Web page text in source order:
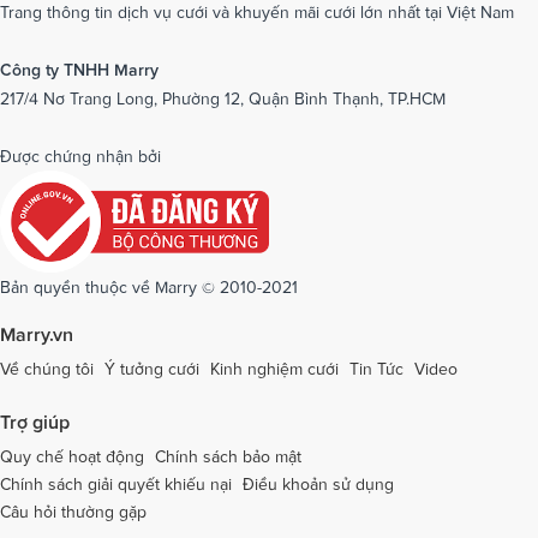
Dịch vụ cưới tại Nam Định Dịch vụ cưới tại Nghệ An
Dịch vụ cưới tại Phú Yên Dịch vụ cưới tại Phú Thọ
Dịch vụ cưới tại Quảng Bình
Dịch vụ cưới tại Quảng Ngãi
Dịch vụ cưới tại Quảng Ninh
Dịch vụ cưới tại Sóc Trăng Dịch vụ cưới tại Sơn La
Dịch vụ cưới tại Thái Bình Dịch vụ cưới tại Thanh Hóa
Dịch vụ cưới tại Thừa Thiên - Huế
Dịch vụ cưới tại An Giang Dịch vụ cưới tại Trà Vinh
Dịch vụ cưới tại Tuyên Quang Dịch vụ cưới tại Vĩnh Long
Trang thông tin dịch vụ cưới và khuyến mãi cưới lớn nhất tại Việt Nam
Công ty TNHH Marry
217/4 Nơ Trang Long, Phường 12, Quận Bình Thạnh, TP.HCM
Được chứng nhận bởi
Bản quyền thuộc về Marry © 2010-2021
Marry.vn
Về chúng tôi Ý tưởng cưới Kinh nghiệm cưới Tin Tức Video
Trợ giúp
Quy chế hoạt động
Chính sách bảo mật
Chính sách giải quyết khiếu nại Điều khoản sử dụng
Câu hỏi thường gặp